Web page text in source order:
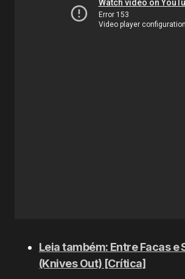
Leia também: Entre Facas e
(Knives Out) [Crítica]